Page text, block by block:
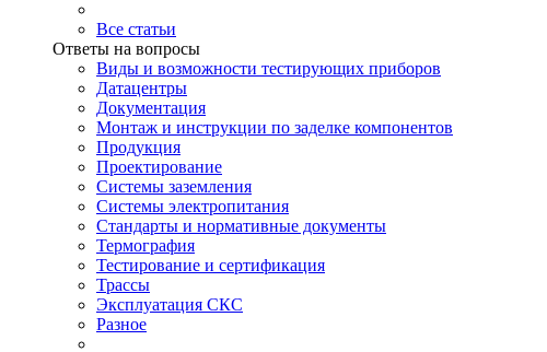
Все статьи
Ответы на вопросы
Виды и возможности тестирующих приборов
Датацентры
Документация
Монтаж и инструкции по заделке компонентов
Продукция
Проектирование
Системы заземления
Системы электропитания
Стандарты и нормативные документы
Термография
Тестирование и сертификация
Трассы
Эксплуатация СКС
Разное